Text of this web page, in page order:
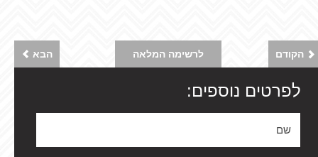
הקודם לרשימה המלאה הבא
לפרטים נוספים: